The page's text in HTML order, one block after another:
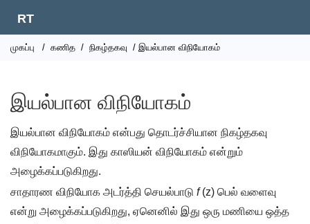
RT
முகப்பு / கணித / நிகழ்தகவு / இயல்பான விநியோகம்
இயல்பான விநியோகம்
இயல்பான விநியோகம் என்பது தொடர்ச்சியான நிகழ்தகவு
விநியோகமாகும். இது காஸியன் விநியோகம் என்றும்
அழைக்கப்படுகிறது.
சாதாரண விநியோக அடர்த்தி செயல்பாடு f(z) பெல் வளைவு
என்று அழைக்கப்படுகிறது, ஏனெனில் இது ஒரு மணியை ஒத்த